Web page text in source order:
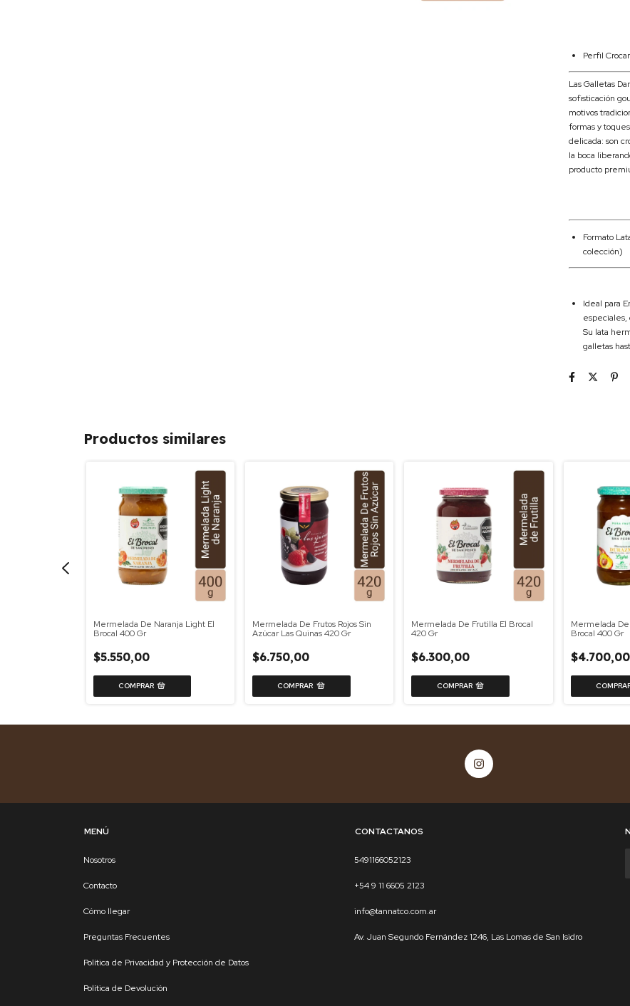
Perfil
Las Galletas
sofisticación
motivos
formas y
delicada: son
la boca
producto
Formato
colección)
Ideal para
especiales,
Su lata
galletas
Productos similares
Mermelada De Naranja Light El
Brocal 400 Gr
$5.550,00
Mermelada De Frutos Rojos Sin
Azúcar Las Quinas 420 Gr
$6.750,00
Mermelada De Frutilla El Brocal
420 Gr
$6.300,00
Mermelada
Brocal 400 Gr
$4.700,00
MENÚ
Nosotros
Contacto
Cómo llegar
Preguntas Frecuentes
Política de Privacidad y Protección de Datos
Política de Devolución
CONTACTANOS
5491166052123
+54 9 11 6605 2123
info@tannatco.com.ar
Av. Juan Segundo Fernández 1246, Las Lomas de San Isidro